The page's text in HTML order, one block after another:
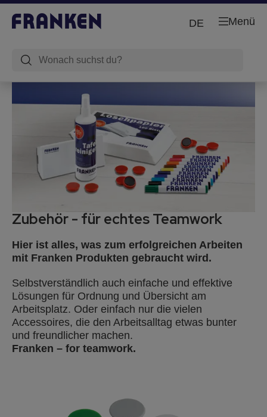
Menü
DE
Zubehör - für echtes Teamwork
Hier ist alles, was zum erfolgreichen Arbeiten
mit Franken Produkten gebraucht wird.
Selbstverständlich auch einfache und effektive
Lösungen für Ordnung und Übersicht am
Arbeitsplatz. Oder einfach nur die vielen
Accessoires, die den Arbeitsalltag etwas bunter
und freundlicher machen.
Franken – for teamwork.